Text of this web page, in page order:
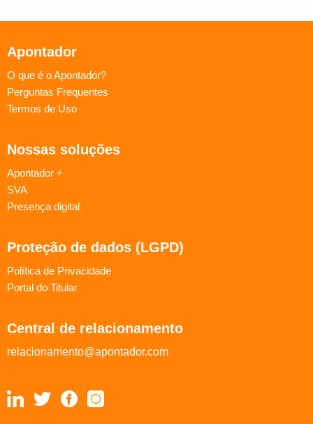
Apontador
O que é o Apontador?
Perguntas Frequentes
Termos de Uso
Nossas soluções
Apontador +
SVA
Presença digital
Proteção de dados (LGPD)
Política de Privacidade
Portal do Titular
Central de relacionamento
relacionamento@apontador.com